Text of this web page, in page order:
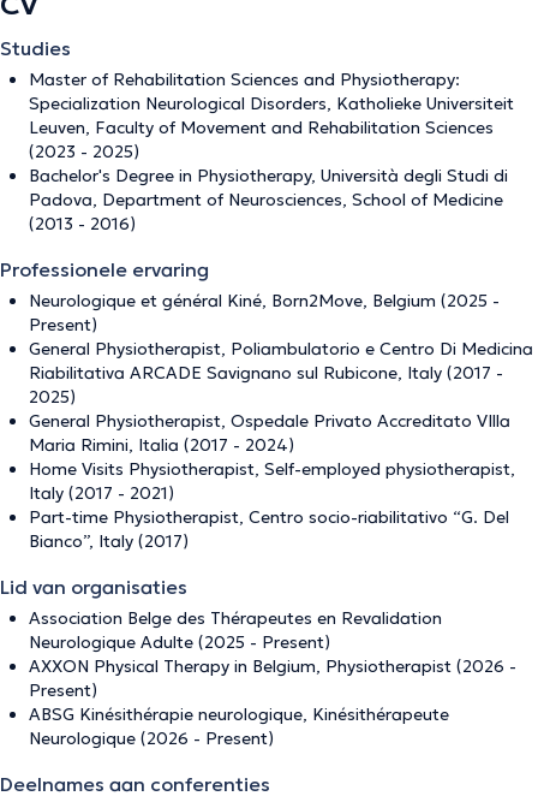
Studies
Master of Rehabilitation Sciences and Physiotherapy:
Specialization Neurological Disorders, Katholieke Universiteit
Leuven, Faculty of Movement and Rehabilitation Sciences
(2023 - 2025)
Bachelor's Degree in Physiotherapy, Università degli Studi di
Padova, Department of Neurosciences, School of Medicine
(2013 - 2016)
Professionele ervaring
Neurologique et général Kiné, Born2Move, Belgium (2025 -
Present)
General Physiotherapist, Poliambulatorio e Centro Di Medicina
Riabilitativa ARCADE Savignano sul Rubicone, Italy (2017 -
2025)
General Physiotherapist, Ospedale Privato Accreditato VIlla
Maria Rimini, Italia (2017 - 2024)
Home Visits Physiotherapist, Self-employed physiotherapist,
Italy (2017 - 2021)
Part-time Physiotherapist, Centro socio-riabilitativo “G. Del
Bianco”, Italy (2017)
Lid van organisaties
Association Belge des Thérapeutes en Revalidation
Neurologique Adulte (2025 - Present)
AXXON Physical Therapy in Belgium, Physiotherapist (2026 -
Present)
ABSG Kinésithérapie neurologique, Kinésithérapeute
Neurologique (2026 - Present)
Deelnames aan conferenties